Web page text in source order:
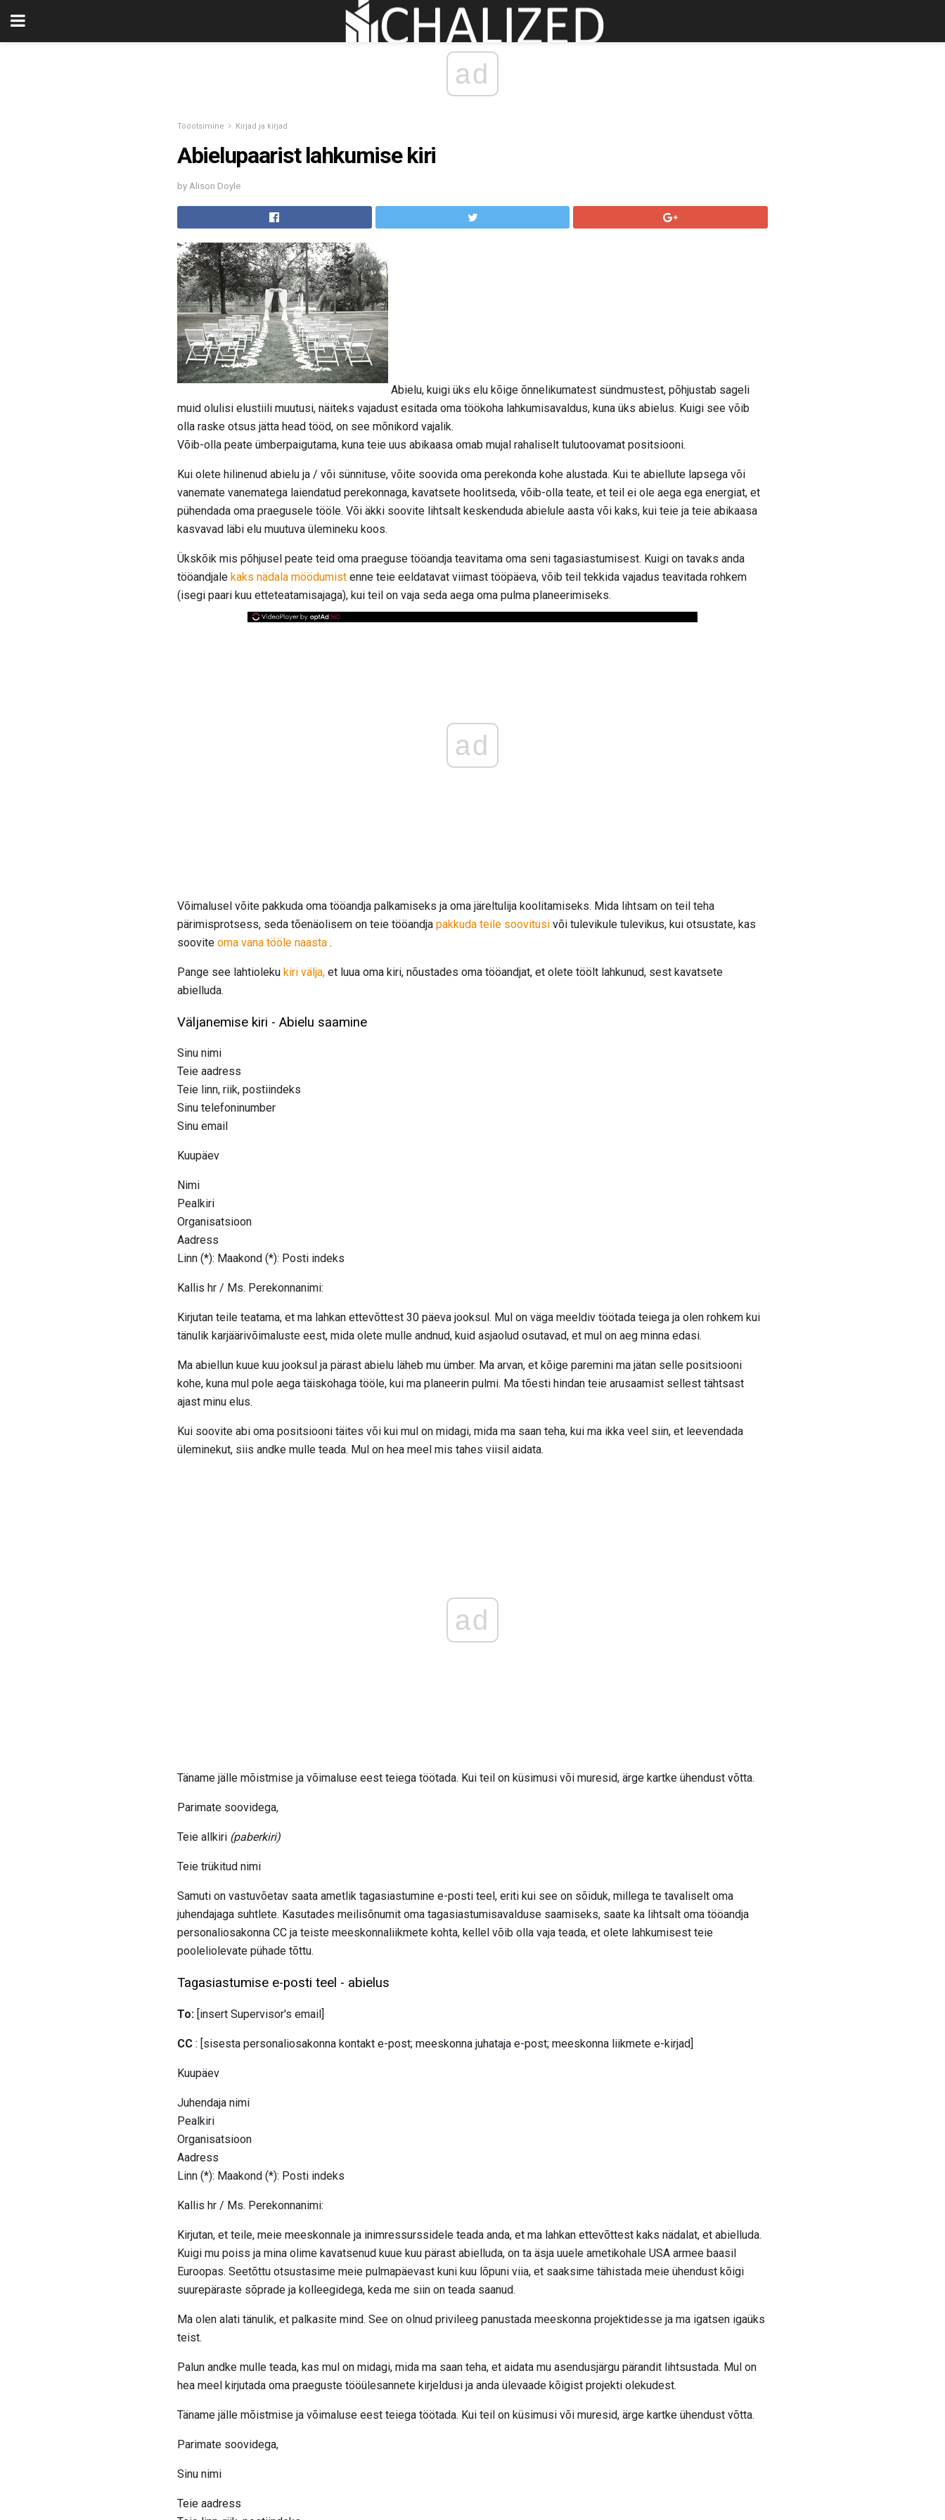
ad
Tööotsimine Kirjad ja kirjad
Abielupaarist lahkumise kiri
by Alison Doyle
Abielu, kuigi üks elu kõige õnnelikumatest sündmustest, põhjustab sageli
muid olulisi elustiili muutusi, näiteks vajadust esitada oma töökoha lahkumisavaldus, kuna üks abielus. Kuigi see võib
olla raske otsus jätta head tööd, on see mõnikord vajalik.
Võib-olla peate ümberpaigutama, kuna teie uus abikaasa omab mujal rahaliselt tulutoovamat positsiooni.
Kui olete hilinenud abielu ja / või sünnituse, võite soovida oma perekonda kohe alustada. Kui te abiellute lapsega või
vanemate vanematega laiendatud perekonnaga, kavatsete hoolitseda, võib-olla teate, et teil ei ole aega ega energiat, et
pühendada oma praegusele tööle. Või äkki soovite lihtsalt keskenduda abielule aasta või kaks, kui teie ja teie abikaasa
kasvavad läbi elu muutuva ülemineku koos.
Ükskõik mis põhjusel peate teid oma praeguse tööandja teavitama oma seni tagasiastumisest. Kuigi on tavaks anda
tööandjale kaks nädala möödumist enne teie eeldatavat viimast tööpäeva, võib teil tekkida vajadus teavitada rohkem
(isegi paari kuu etteteatamisajaga), kui teil on vaja seda aega oma pulma planeerimiseks.
ad
Võimalusel võite pakkuda oma tööandja palkamiseks ja oma järeltulija koolitamiseks. Mida lihtsam on teil teha
pärimisprotsess, seda tõenäolisem on teie tööandja pakkuda teile soovitusi või tulevikule tulevikus, kui otsustate, kas
soovite oma vana tööle naasta .
Pange see lahtioleku kiri välja, et luua oma kiri, nõustades oma tööandjat, et olete töölt lahkunud, sest kavatsete
abielluda.
Väljanemise kiri - Abielu saamine
Sinu nimi
Teie aadress
Teie linn, riik, postiindeks
Sinu telefoninumber
Sinu email
Kuupäev
Nimi
Pealkiri
Organisatsioon
Aadress
Linn (*): Maakond (*): Posti indeks
Kallis hr / Ms. Perekonnanimi:
Kirjutan teile teatama, et ma lahkan ettevõttest 30 päeva jooksul. Mul on väga meeldiv töötada teiega ja olen rohkem kui
tänulik karjäärivõimaluste eest, mida olete mulle andnud, kuid asjaolud osutavad, et mul on aeg minna edasi.
Ma abiellun kuue kuu jooksul ja pärast abielu läheb mu ümber. Ma arvan, et kõige paremini ma jätan selle positsiooni
kohe, kuna mul pole aega täiskohaga tööle, kui ma planeerin pulmi. Ma tõesti hindan teie arusaamist sellest tähtsast
ajast minu elus.
Kui soovite abi oma positsiooni täites või kui mul on midagi, mida ma saan teha, kui ma ikka veel siin, et leevendada
üleminekut, siis andke mulle teada. Mul on hea meel mis tahes viisil aidata.
ad
Täname jälle mõistmise ja võimaluse eest teiega töötada. Kui teil on küsimusi või muresid, ärge kartke ühendust võtta.
Parimate soovidega,
Teie allkiri (paberkiri)
Teie trükitud nimi
Samuti on vastuvõetav saata ametlik tagasiastumine e-posti teel, eriti kui see on sõiduk, millega te tavaliselt oma
juhendajaga suhtlete. Kasutades meilisõnumit oma tagasiastumisavalduse saamiseks, saate ka lihtsalt oma tööandja
personaliosakonna CC ja teiste meeskonnaliikmete kohta, kellel võib olla vaja teada, et olete lahkumisest teie
pooleliolevate pühade tõttu.
Tagasiastumise e-posti teel - abielus
To: [insert Supervisor's email]
CC : [sisesta personaliosakonna kontakt e-post; meeskonna juhataja e-post; meeskonna liikmete e-kirjad]
Kuupäev
Juhendaja nimi
Pealkiri
Organisatsioon
Aadress
Linn (*): Maakond (*): Posti indeks
Kallis hr / Ms. Perekonnanimi:
Kirjutan, et teile, meie meeskonnale ja inimressurssidele teada anda, et ma lahkan ettevõttest kaks nädalat, et abielluda.
Kuigi mu poiss ja mina olime kavatsenud kuue kuu pärast abielluda, on ta äsja uuele ametikohale USA armee baasil
Euroopas. Seetõttu otsustasime meie pulmapäevast kuni kuu lõpuni viia, et saaksime tähistada meie ühendust kõigi
suurepäraste sõprade ja kolleegidega, keda me siin on teada saanud.
Ma olen alati tänulik, et palkasite mind. See on olnud privileeg panustada meeskonna projektidesse ja ma igatsen igaüks
teist.
Palun andke mulle teada, kas mul on midagi, mida ma saan teha, et aidata mu asendusjärgu pärandit lihtsustada. Mul on
hea meel kirjutada oma praeguste tööülesannete kirjeldusi ja anda ülevaade kõigist projekti olekudest.
Täname jälle mõistmise ja võimaluse eest teiega töötada. Kui teil on küsimusi või muresid, ärge kartke ühendust võtta.
Parimate soovidega,
Sinu nimi
Teie aadress